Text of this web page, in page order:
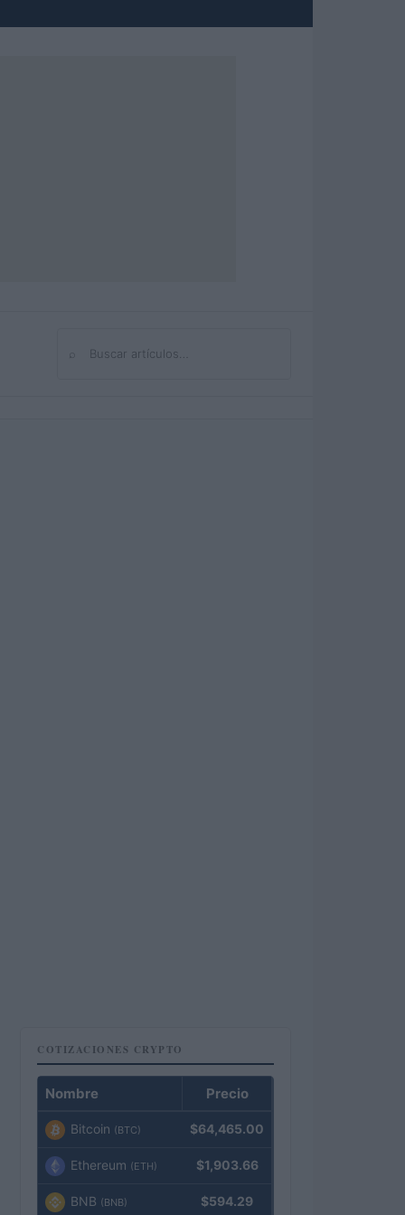
Buscar
COTIZACIONES CRYPTO
Nombre Precio
Bitcoin (BTC) $64,465.00
Ethereum (ETH) $1,903.66
BNB (BNB) $594.29